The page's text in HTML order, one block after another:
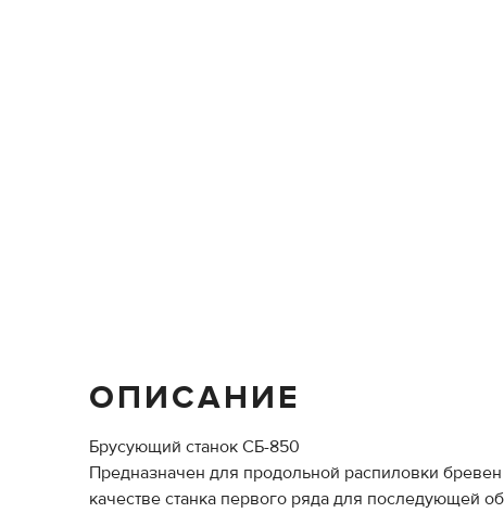
ОПИСАНИЕ
Брусующий станок СБ-850
Предназначен для продольной распиловки
качестве станка первого ряда для последующей